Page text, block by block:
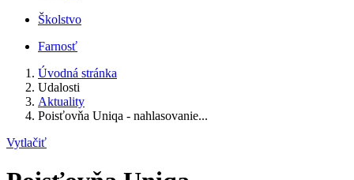
Školstvo
Farnosť
Úvodná stránka
Udalosti
Aktuality
Poisťovňa Uniqa - nahlasovanie...
Vytlačiť